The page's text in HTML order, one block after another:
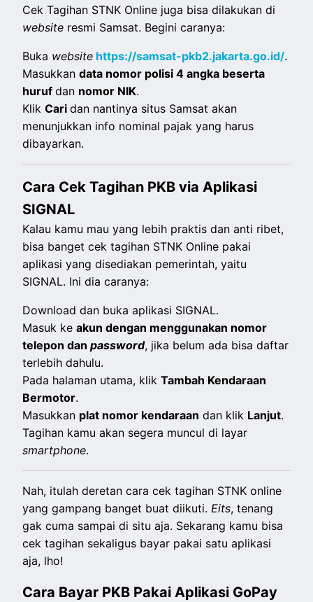
Cek Tagihan STNK Online juga bisa dilakukan di
website resmi Samsat. Begini caranya:
Buka website https://samsat-pkb2.jakarta.go.id/.
Masukkandata nomor polisi 4 angka beserta
hurufdan nomor NIK.
KlikCaridan nantinya situs Samsat akan
menunjukkan info nominal pajak yang harus
dibayarkan.
Cara Cek Tagihan PKB via Aplikasi
SIGNAL
Kalau kamu mau yang lebih praktis dan anti ribet,
bisa banget cek tagihan STNK Online pakai
aplikasi yang disediakan pemerintah, yaitu
SIGNAL. Ini dia caranya:
Download dan buka aplikasi SIGNAL.
Masuk keakun dengan menggunakan nomor
telepon danpassword, jika belum ada bisa daftar
terlebih dahulu.
Pada halaman utama, klikTambah Kendaraan
Bermotor.
Masukkan plat nomor kendaraan dan klik Lanjut.
Tagihan kamu akan segera muncul di layar
smartphone.
Nah, itulah deretan cara cek tagihan STNK online
yang gampang banget buat diikuti.Eits, tenang
gak cuma sampai di situ aja. Sekarang kamu bisa
cek tagihan sekaligus bayar pakai satu aplikasi
aja, lho!
Cara Bayar PKB Pakai Aplikasi GoPay